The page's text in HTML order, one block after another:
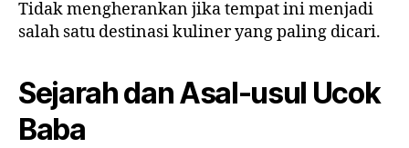
Tidak mengherankan jika tempat ini menjadi
salah satu destinasi kuliner yang paling dicari.
Sejarah dan Asal-usul Ucok
Baba